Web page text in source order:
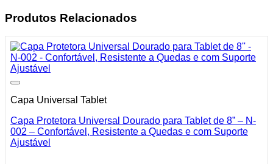
Produtos Relacionados
Capa Universal Tablet
Capa Protetora Universal Dourado para Tablet de 8” – N-
002 – Confortável, Resistente a Quedas e com Suporte
Ajustável